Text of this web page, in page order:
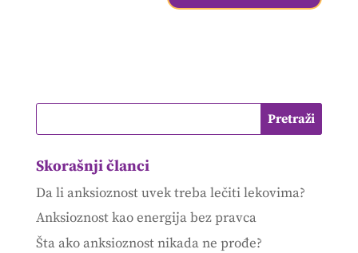
Skorašnji članci
Da li anksioznost uvek treba lečiti lekovima?
Anksioznost kao energija bez pravca
Šta ako anksioznost nikada ne prođe?